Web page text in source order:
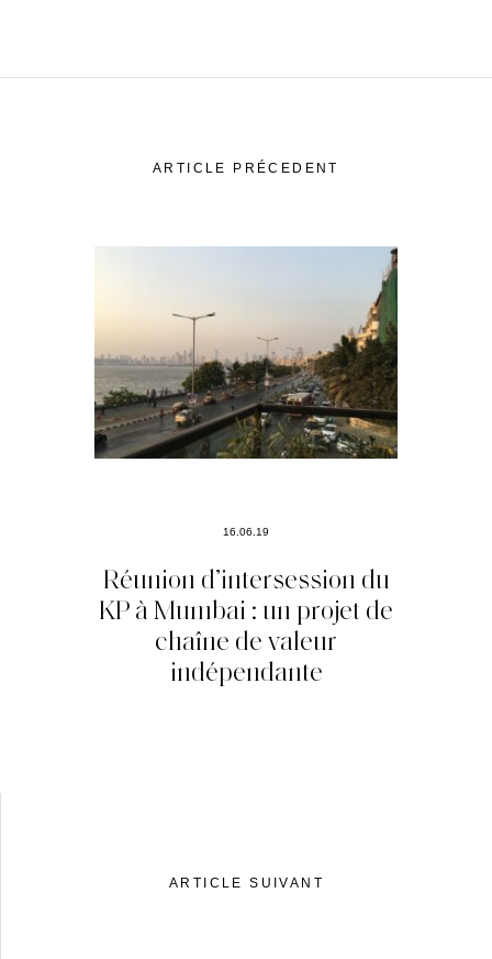
ARTICLE PRÉCEDENT
16.06.19
Réunion d’intersession du
KP à Mumbai : un projet de
chaîne de valeur
indépendante
ARTICLE SUIVANT